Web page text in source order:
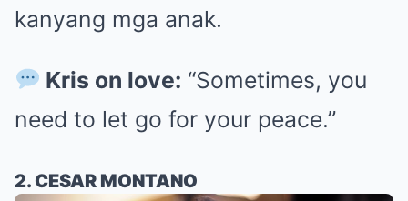
kanyang mga anak.
Kris on love: “Sometimes, you
need to let go for your peace.”
2. CESAR MONTANO